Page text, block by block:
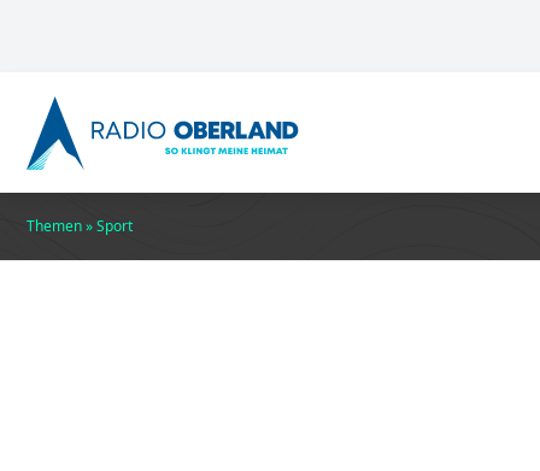
Themen»Sport